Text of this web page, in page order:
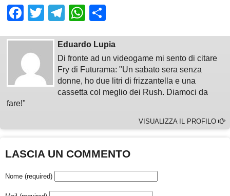
Facebook
TwitterTelegram
WhatsApp
Eduardo Lupia
Di fronte ad un videogame mi sento di citare
Fry di Futurama: "Un sabato sera senza
donne, ho due litri di frizzantella e una
cassetta col meglio dei Rush. Diamoci da
fare!"
VISUALIZZA IL PROFILO
LASCIA UN COMMENTO
Nome (required)